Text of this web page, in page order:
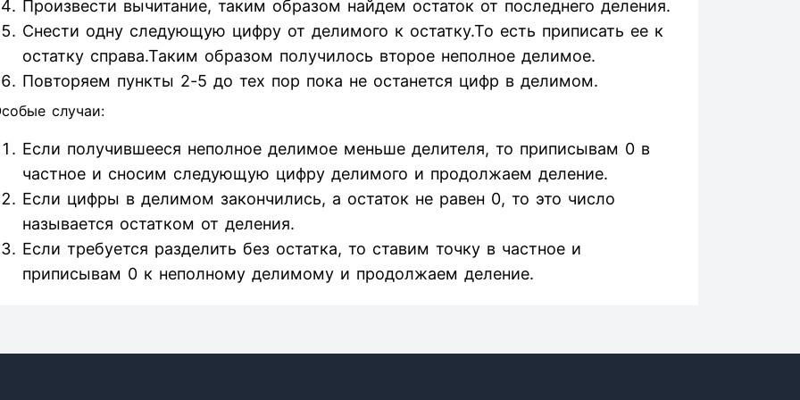
Произвести вычитание, таким образом найдем остаток от последнего деления.
Снести одну следующую цифру от делимого к остатку.То есть приписать ее к
остатку справа.Таким образом получилось второе неполное делимое.
Повторяем пункты 2-5 до тех пор пока не останется цифр в делимом.
случаи:
Если получившееся неполное делимое меньше делителя, то приписывам 0 в
частное и сносим следующую цифру делимого и продолжаем деление.
Если цифры в делимом закончились, а остаток не равен 0, то это число
называется остатком от деления.
Если требуется разделить без остатка, то ставим точку в частное и
приписывам 0 к неполному делимому и продолжаем деление.